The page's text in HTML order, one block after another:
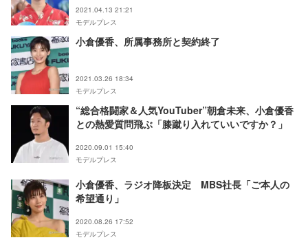
2021.04.13 21:21
モデルプレス
小倉優香、所属事務所と契約終了
2021.03.26 18:34
モデルプレス
“総合格闘家＆人気YouTuber”朝倉未来、小倉優香
との熱愛質問飛ぶ「膝蹴り入れていいですか？」
2020.09.01 15:40
モデルプレス
小倉優香、ラジオ降板決定 MBS社長「ご本人の
希望通り」
2020.08.26 17:52
モデルプレス